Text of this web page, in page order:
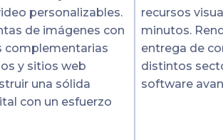
personalizables.
de imágenes con
complementarias
y sitios web
una sólida
con un esfuerzo
recursos
minutos.
entrega de
distintos
software